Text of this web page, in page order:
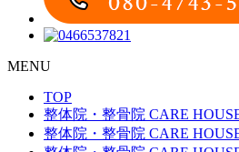
MENU
TOP
整体院・整骨院 CARE
整体院・整骨院 CARE